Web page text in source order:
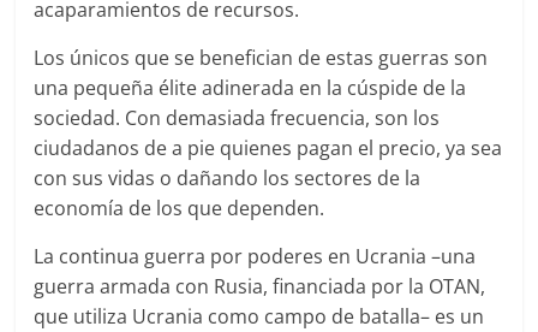
acaparamientos de recursos.
Los únicos que se benefician de estas guerras son
una pequeña élite adinerada en la cúspide de la
sociedad. Con demasiada frecuencia, son los
ciudadanos de a pie quienes pagan el precio, ya sea
con sus vidas o dañando los sectores de la
economía de los que dependen.
La continua guerra por poderes en Ucrania –una
guerra armada con Rusia, financiada por la OTAN,
que utiliza Ucrania como campo de batalla– es un